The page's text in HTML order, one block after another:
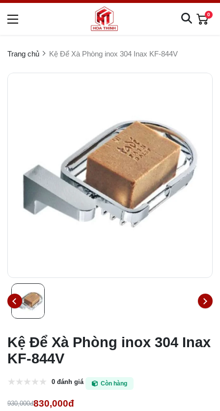
0
Trang chủ Kệ Để Xà Phòng inox 304 Inax KF-844V
Kệ Để Xà Phòng inox 304 Inax
KF-844V
0 đánh giá Còn hàng
930,000đ830,000đ